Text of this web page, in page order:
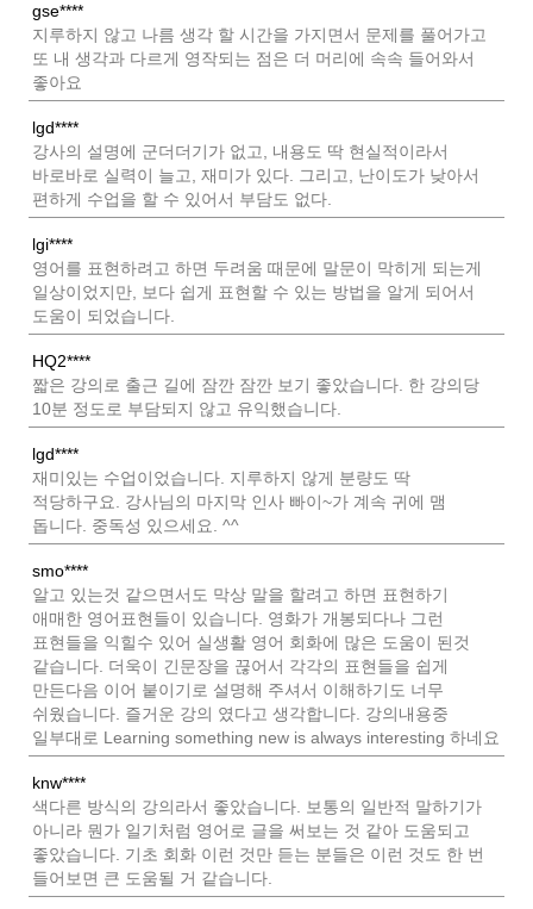
gse****
지루하지 않고 나름 생각 할 시간을 가지면서 문제를 풀어가고
또 내 생각과 다르게 영작되는 점은 더 머리에 속속 들어와서
좋아요
lgd****
강사의 설명에 군더더기가 없고, 내용도 딱 현실적이라서
바로바로 실력이 늘고, 재미가 있다. 그리고, 난이도가 낮아서
편하게 수업을 할 수 있어서 부담도 없다.
lgi****
영어를 표현하려고 하면 두려움 때문에 말문이 막히게 되는게
일상이었지만, 보다 쉽게 표현할 수 있는 방법을 알게 되어서
도움이 되었습니다.
HQ2****
짧은 강의로 출근 길에 잠깐 잠깐 보기 좋았습니다. 한 강의당
10분 정도로 부담되지 않고 유익했습니다.
lgd****
재미있는 수업이었습니다. 지루하지 않게 분량도 딱
적당하구요. 강사님의 마지막 인사 빠이~가 계속 귀에 맴
돕니다. 중독성 있으세요. ^^
smo****
알고 있는것 같으면서도 막상 말을 할려고 하면 표현하기
애매한 영어표현들이 있습니다. 영화가 개봉되다나 그런
표현들을 익힐수 있어 실생활 영어 회화에 많은 도움이 된것
같습니다. 더욱이 긴문장을 끊어서 각각의 표현들을 쉽게
만든다음 이어 붙이기로 설명해 주셔서 이해하기도 너무
쉬웠습니다. 즐거운 강의 였다고 생각합니다. 강의내용중
일부대로 Learning something new is always interesting 하네요
knw****
색다른 방식의 강의라서 좋았습니다. 보통의 일반적 말하기가
아니라 뭔가 일기처럼 영어로 글을 써보는 것 같아 도움되고
좋았습니다. 기초 회화 이런 것만 듣는 분들은 이런 것도 한 번
들어보면 큰 도움될 거 같습니다.